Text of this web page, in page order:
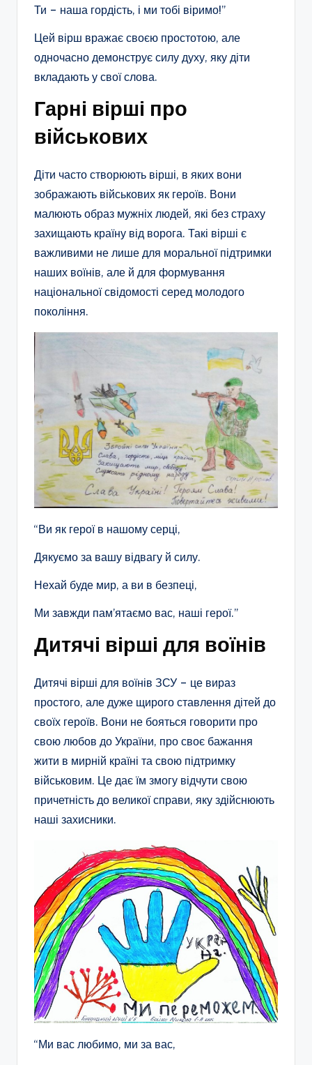
Ти – наша гордість, і ми тобі віримо!”
Цей вірш вражає своєю простотою, але
одночасно демонструє силу духу, яку діти
вкладають у свої слова.
Гарні вірші про
військових
Діти часто створюють вірші, в яких вони
зображають військових як героїв. Вони
малюють образ мужніх людей, які без страху
захищають країну від ворога. Такі вірші є
важливими не лише для моральної підтримки
наших воїнів, але й для формування
національної свідомості серед молодого
покоління.
“Ви як герої в нашому серці,
Дякуємо за вашу відвагу й силу.
Нехай буде мир, а ви в безпеці,
Ми завжди пам’ятаємо вас, наші герої.”
Дитячі вірші для воїнів
Дитячі вірші для воїнів ЗСУ – це вираз
простого, але дуже щирого ставлення дітей до
своїх героїв. Вони не бояться говорити про
свою любов до України, про своє бажання
жити в мирній країні та свою підтримку
військовим. Це дає їм змогу відчути свою
причетність до великої справи, яку здійснюють
наші захисники.
“Ми вас любимо, ми за вас,